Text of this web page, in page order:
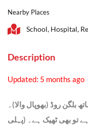
Nearby Places
School, Hospital,
Description
Updated: 5 months ago
بلگن روڈ (بھوپال والا)۔
ہے تو بھی ٹھیک ہے۔ (پہلی